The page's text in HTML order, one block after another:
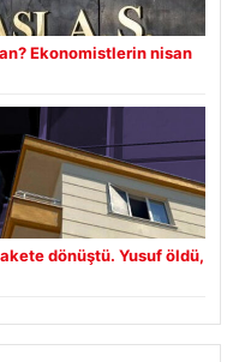
Ekonomistlerin nisan
dönüştü. Yusuf öldü,